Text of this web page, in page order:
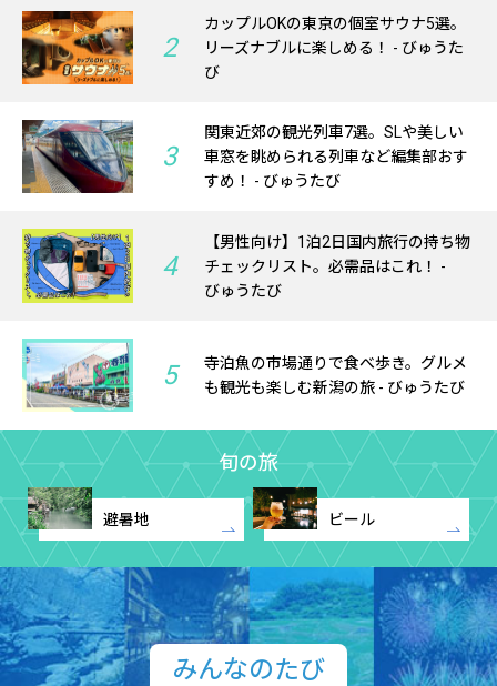
2
カップルOKの東京の個室サウナ5選。
リーズナブルに楽しめる！ - びゅうた
び
3
関東近郊の観光列車7選。SLや美しい
車窓を眺められる列車など編集部おす
すめ！ - びゅうたび
4
【男性向け】1泊2日国内旅行の持ち物
チェックリスト。必需品はこれ！ -
びゅうたび
5
寺泊魚の市場通りで食べ歩き。グルメ
も観光も楽しむ新潟の旅 - びゅうたび
旬の旅
避暑地 ビール
みんなのたび​